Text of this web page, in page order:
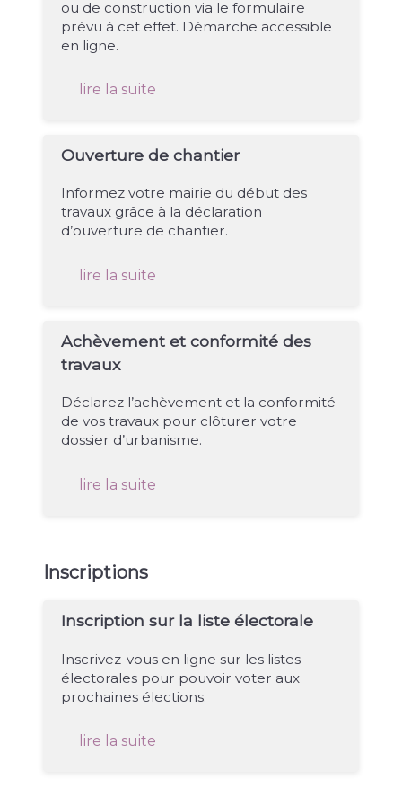
ou de construction via le formulaire
prévu à cet effet. Démarche accessible
en ligne.
lire la suite
Ouverture de chantier
Informez votre mairie du début des
travaux grâce à la déclaration
d’ouverture de chantier.
lire la suite
Achèvement et conformité des
travaux
Déclarez l’achèvement et la conformité
de vos travaux pour clôturer votre
dossier d’urbanisme.
lire la suite
Inscriptions
Inscription sur la liste électorale
Inscrivez-vous en ligne sur les listes
électorales pour pouvoir voter aux
prochaines élections.
lire la suite